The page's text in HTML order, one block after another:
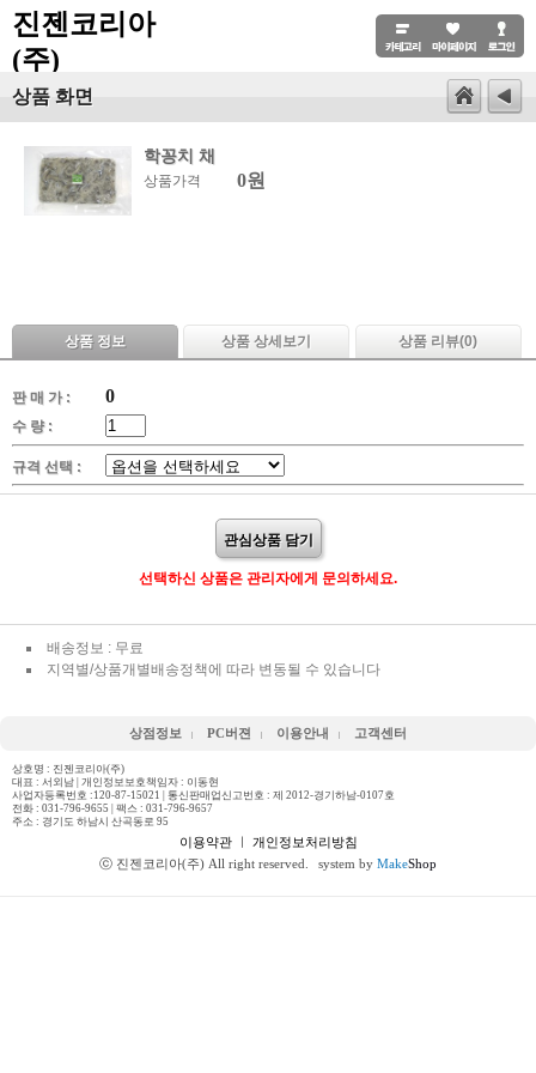
진젠코리아
(주)
상품 화면
학꽁치 채
상품가격 0원
상품 정보 상품 상세보기 상품 리뷰(0)
판 매 가 : 0
수 량 :
규격 선택 :
관심상품 담기
선택하신 상품은 관리자에게 문의하세요.
배송정보 : 무료
지역별/상품개별배송정책에 따라 변동될 수 있습니다
상점정보 PC버젼 이용안내 고객센터
상호명 : 진젠코리아(주)
대표 : 서외남 | 개인정보보호책임자 : 이동현
사업자등록번호 :120-87-15021 | 통신판매업신고번호 : 제 2012-경기하남-0107호
전화 : 031-796-9655 | 팩스 : 031-796-9657
주소 : 경기도 하남시 산곡동로 95
이용약관ㅣ 개인정보처리방침
ⓒ 진젠코리아(주) All right reserved.
system by MakeShop